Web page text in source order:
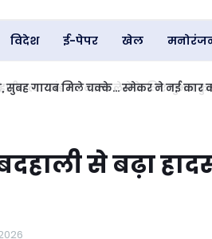
विदेश ई-पेपर खेल
सुबह गायब मिले चक्के... स्मेकर ने नई कार
से बढ़ा